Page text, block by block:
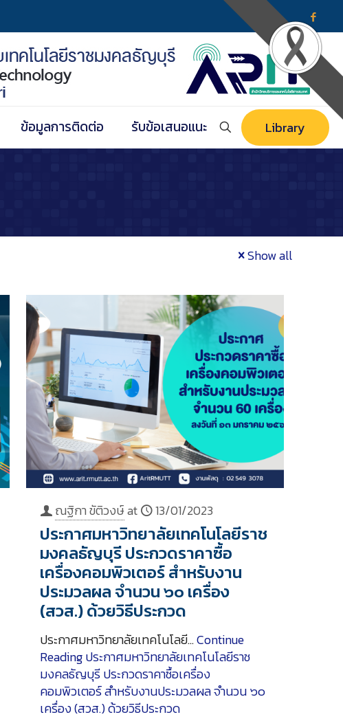
ข้อมูลการติดต่อ รับข้อเสนอแนะ Library
Show all
ณฐิกา ขัติวงษ์at 13/01/2023
ประกาศมหาวิทยาลัยเทคโนโลยีราช
มงคลธัญบุรี ประกวดราคาซื้อ
เครื่องคอมพิวเตอร์ สำหรับงาน
ประมวลผล จำนวน ๖๐ เครื่อง
(สวส.) ด้วยวิธีประกวด
ประกาศมหาวิทยาลัยเทคโนโลยี…Continue
Readingประกาศมหาวิทยาลัยเทคโนโลยีราช
มงคลธัญบุรี ประกวดราคาซื้อเครื่อง
คอมพิวเตอร์ สำหรับงานประมวลผล จำนวน ๖๐
เครื่อง (สวส.) ด้วยวิธีประกวด